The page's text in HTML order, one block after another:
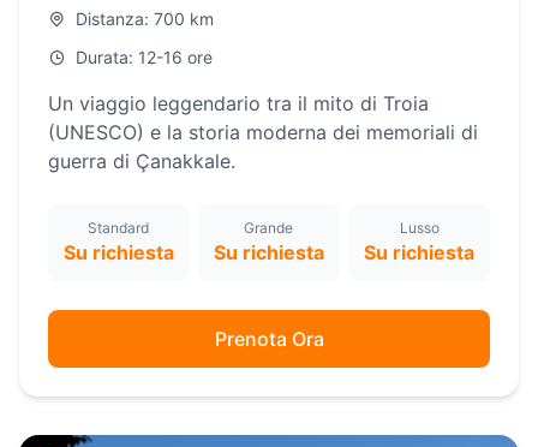
Distanza: 700 km
Durata: 12-16 ore
Un viaggio leggendario tra il mito di Troia
(UNESCO) e la storia moderna dei memoriali di
guerra di Çanakkale.
Standard
Su richiesta
Grande
Su richiesta
Lusso
Su richiesta
Prenota Ora